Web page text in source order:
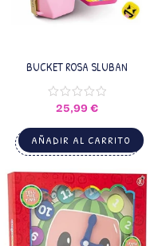
BUCKET ROSA SLUBAN
25,99€
AÑADIR AL CARRITO